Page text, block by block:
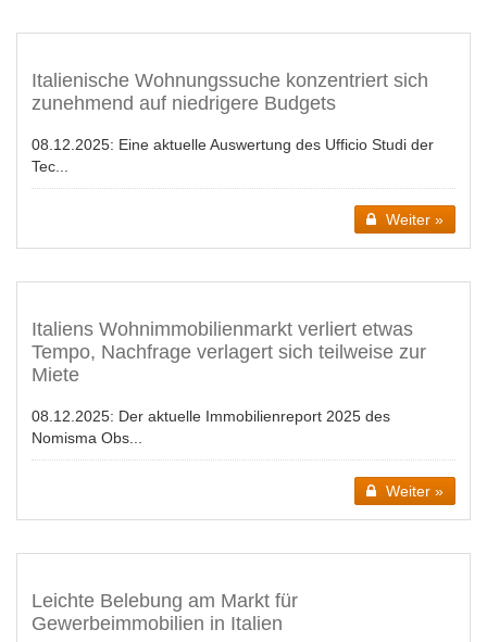
Italienische Wohnungssuche konzentriert sich
zunehmend auf niedrigere Budgets
08.12.2025: Eine aktuelle Auswertung des Ufficio Studi der
Tec...
Weiter »
Italiens Wohnimmobilienmarkt verliert etwas
Tempo, Nachfrage verlagert sich teilweise zur
Miete
08.12.2025: Der aktuelle Immobilienreport 2025 des
Nomisma Obs...
Weiter »
Leichte Belebung am Markt für
Gewerbeimmobilien in Italien